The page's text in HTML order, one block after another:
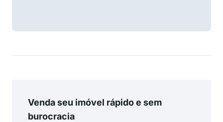
Venda seu imóvel rápido e sem
burocracia